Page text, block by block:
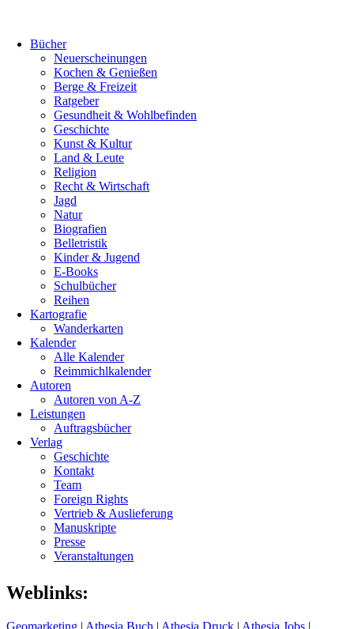
Bücher
Neuerscheinungen
Kochen & Genießen
Berge & Freizeit
Ratgeber
Gesundheit & Wohlbefinden
Geschichte
Kunst & Kultur
Land & Leute
Religion
Recht & Wirtschaft
Jagd
Natur
Biografien
Belletristik
Kinder & Jugend
E-Books
Schulbücher
Reihen
Kartografie
Wanderkarten
Kalender
Alle Kalender
Reimmichlkalender
Autoren
Autoren von A-Z
Leistungen
Auftragsbücher
Verlag
Geschichte
Kontakt
Team
Foreign Rights
Vertrieb & Auslieferung
Manuskripte
Presse
Veranstaltungen
Weblinks: